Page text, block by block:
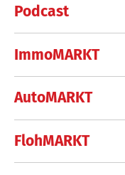
Podcast
ImmoMARKT
AutoMARKT
FlohMARKT